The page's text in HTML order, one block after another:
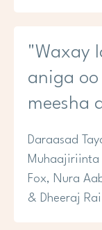
"Waxay
aniga
meesha
Daraasad
Muhaajiriinta
Fox, Nura
& Dheeraj Rai